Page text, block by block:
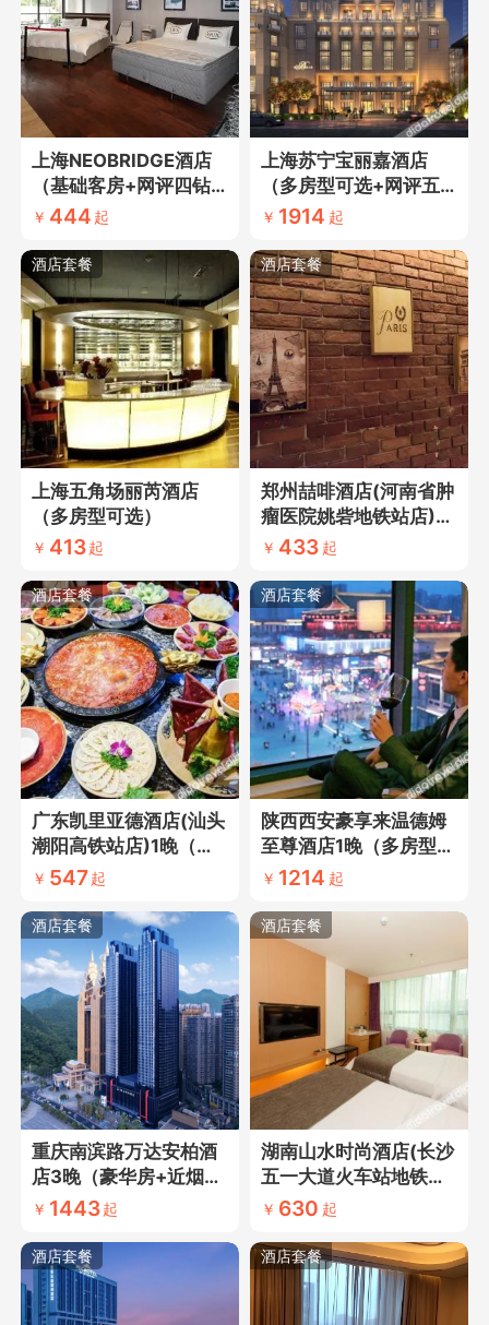
上海NEOBRIDGE酒店
（基础客房+网评四钻
酒店）
￥ 444 起
酒店套餐
上海五角场丽芮酒店
（多房型可选）
￥ 413起
酒店套餐
广东凯里亚德酒店(汕头
潮阳高铁站店)1晚（多
房型可选+近潮阳站+含
鲜餐渔趣体验）
￥ 547起
酒店套餐
重庆南滨路万达安柏酒
店3晚（豪华房+近烟雨
公园）
￥ 1443起
酒店套餐
上海苏宁宝丽嘉酒店
（多房型可选+网评五
钻酒店+近外滩核心
￥ 1914 起
酒店套餐
郑州喆啡酒店(河南省肿
瘤医院姚砦地铁站店)1
晚（多房型可选+近曼
游龙门白马洛邑古城
+含耳麦+限时赠牡丹
花）
￥ 433 起
酒店套餐
陕西西安豪享来温德姆
至尊酒店1晚（多房型可
选+网评五钻酒店+近长
+含华山一日游+西峰往
返含索道）
￥ 1214 起
酒店套餐
湖南山水时尚酒店(长沙
五一大道火车站地铁站
店)3晚（标准大床/标准
￥ 630 起
酒店套餐